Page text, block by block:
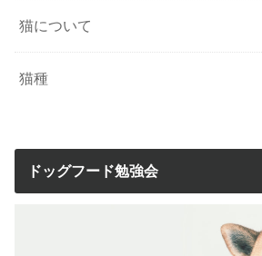
猫について
猫種
ドッグフード勉強会